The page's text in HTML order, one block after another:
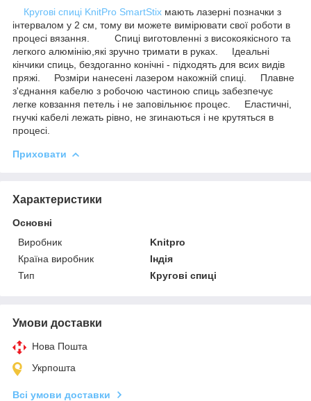
Кругові спиці KnitPro SmartStix мають лазерні позначки з
інтервалом у 2 см, тому ви можете вимірювати свої роботи в
процесі вязання. Спиці виготовленні ​​з високоякісного та
легкого алюмінію,які зручно тримати в руках. Ідеальні
кінчики спиць, бездоганно конічні - підходять для всих видів
пряжі. Розміри нанесені лазером накожній спиці. Плавне
з'єднання кабелю з робочою частиною спиць забезпечує
легке ковзання петель і не заповільнює процес. Еластичні,
гнучкі кабелі лежать рівно, не згинаються і не крутяться в
процесі.
Приховати
Характеристики
Основні
Виробник
Knitpro
Країна виробник
Індія
Тип
Кругові спиці
Умови доставки
Нова Пошта
Укрпошта
Всі умови доставки